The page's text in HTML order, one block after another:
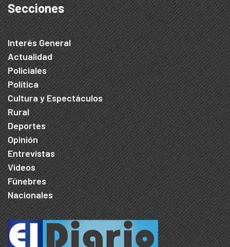
Secciones
Interés General
Actualidad
Policiales
Política
Cultura y Espectáculos
Rural
Deportes
Opinión
Entrevistas
Videos
Fúnebres
Nacionales